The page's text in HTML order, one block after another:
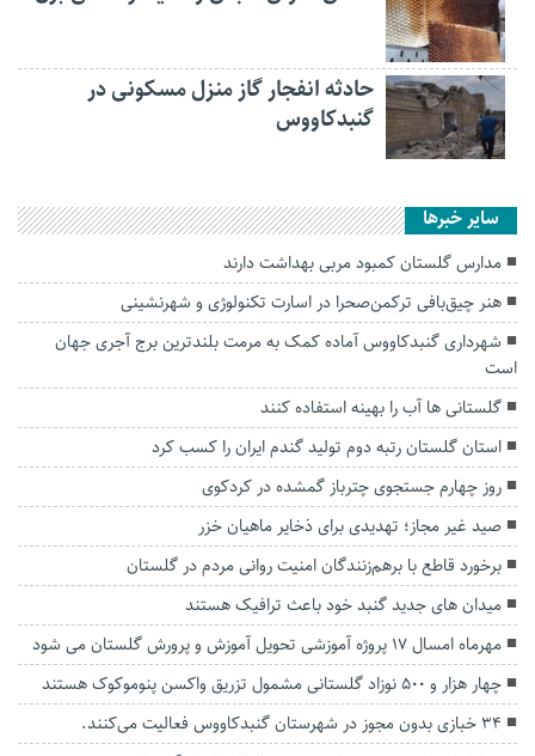
حادثه انفجار گاز منزل مسکونی در
گنبدکاووس
سایر خبرها
مدارس گلستان کمبود مربی بهداشت دارند
هنر چیق‌بافی ترکمن‌صحرا در اسارت تکنولوژی و شهرنشینی
شهرداری گنبدکاووس آماده کمک به مرمت بلندترین برج آجری جهان
است
گلستانی ها آب را بهینه استفاده کنند
استان گلستان رتبه دوم تولید گندم ایران را کسب کرد
روز چهارم جستجوی چترباز گمشده در کردکوی
صید غیر مجاز؛ تهدیدی برای ذخایر ماهیان خزر
برخورد قاطع با برهم‌زنندگان امنیت روانی مردم در گلستان
میدان های جدید گنبد خود باعث ترافیک هستند
مهرماه امسال 17 پروژه آموزشی تحویل آموزش و پرورش گلستان می شود
چهار هزار و ۵۰۰ نوزاد گلستانی مشمول تزریق واکسن پنوموکوک هستند
۳۴ خبازی بدون مجوز در شهرستان گنبدکاووس فعالیت می‌کنند.